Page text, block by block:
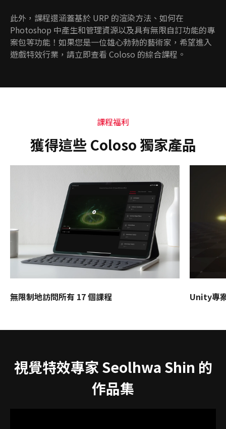
此外，課程還涵蓋基於 URP 的渲染方法、如何在
Photoshop 中產生和管理資源以及具有無限自訂功能的專
案包等功能！如果您是一位雄心勃勃的藝術家，希望進入
遊戲特效行業，請立即查看 Coloso 的綜合課程。
課程福利
獲得這些 Coloso 獨家產品
無限制地訪問所有 17 個課程 Unity專
視覺特效專家 Seolhwa Shin 的
作品集